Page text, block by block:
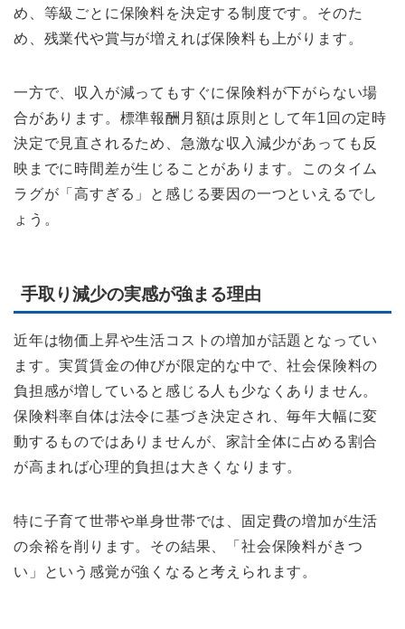
め、等級ごとに保険料を決定する制度です。そのた
め、残業代や賞与が増えれば保険料も上がります。
一方で、収入が減ってもすぐに保険料が下がらない場
合があります。標準報酬月額は原則として年1回の定時
決定で見直されるため、急激な収入減少があっても反
映までに時間差が生じることがあります。このタイム
ラグが「高すぎる」と感じる要因の一つといえるでし
ょう。
手取り減少の実感が強まる理由
近年は物価上昇や生活コストの増加が話題となってい
ます。実質賃金の伸びが限定的な中で、社会保険料の
負担感が増していると感じる人も少なくありません。
保険料率自体は法令に基づき決定され、毎年大幅に変
動するものではありませんが、家計全体に占める割合
が高まれば心理的負担は大きくなります。
特に子育て世帯や単身世帯では、固定費の増加が生活
の余裕を削ります。その結果、「社会保険料がきつ
い」という感覚が強くなると考えられます。